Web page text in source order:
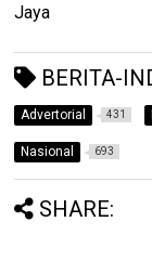
Jaya
BERITA-
Advertorial 431
Nasional 693
SHARE: